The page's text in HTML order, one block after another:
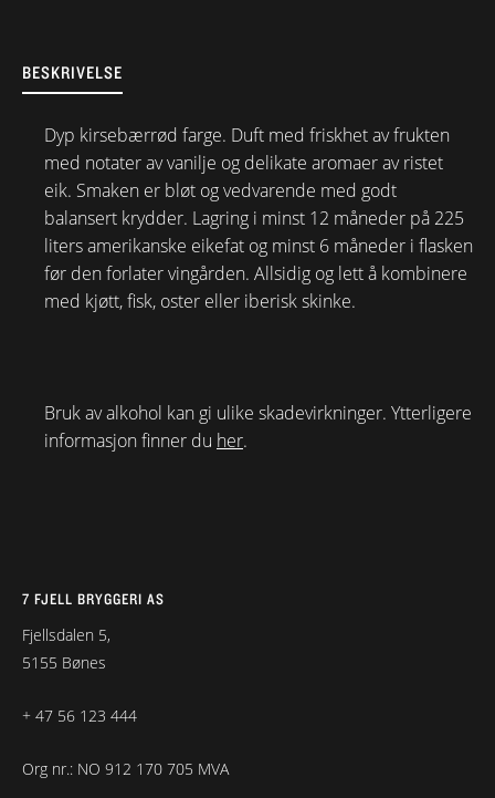
BESKRIVELSE
Dyp kirsebærrød farge. Duft med friskhet av frukten
med notater av vanilje og delikate aromaer av ristet
eik. Smaken er bløt og vedvarende med godt
balansert krydder. Lagring i minst 12 måneder på 225
liters amerikanske eikefat og minst 6 måneder i flasken
før den forlater vingården. Allsidig og lett å kombinere
med kjøtt, fisk, oster eller iberisk skinke.
Bruk av alkohol kan gi ulike skadevirkninger. Ytterligere
informasjon finner du her.
7 FJELL BRYGGERI AS
Fjellsdalen 5,
5155 Bønes
+ 47 56 123 444
Org nr.: NO 912 170 705 MVA